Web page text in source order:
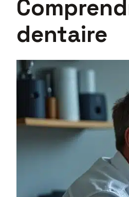
dentaire